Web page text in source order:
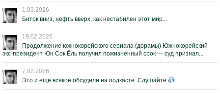
1.03.2026
Биток вниз, нефть вверх, как нестабилен этот мир...
19.02.2026
Продолжение южнокорейского сериала (дорамы) Южнокорейский
экс-президент Юн Сок Ёль получил пожизненный срок — суд признал...
7.02.2026
Это и ещё всякое обсудили на подкасте. Слушайте